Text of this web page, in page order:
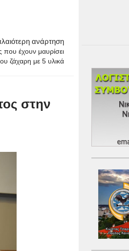
ανάρτηση
που έχουν μαυρίσει
ζάχαρη με 5 υλικά
στην